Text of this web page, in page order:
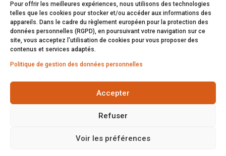
Pour offrir les meilleures expériences, nous utilisons des technologies
telles que les cookies pour stocker et/ou accéder aux informations des
appareils. Dans le cadre du règlement européen pour la protection des
données personnelles (RGPD), en poursuivant votre navigation sur ce
site, vous acceptez l'utilisation de cookies pour vous proposer des
contenus et services adaptés.
Politique de gestion des données personnelles
Accepter
Refuser
Voir les préférences
ASPIPRO
9, rue Saint-Michel
23150 Ahun
Tél : 05 87 15 01 01
Prix / devis camion aspirateur
Cybernettic| Design :